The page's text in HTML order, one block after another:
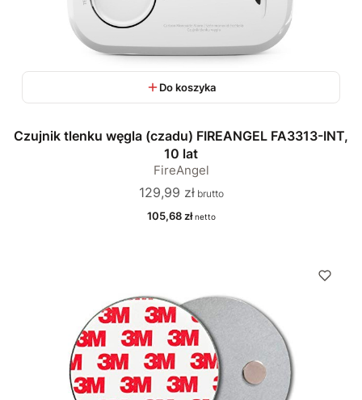
Do koszyka
Czujnik tlenku węgla (czadu) FIREANGEL FA3313-INT,
10 lat
FireAngel
Cena
129,99 zł
Cena
105,68 zł